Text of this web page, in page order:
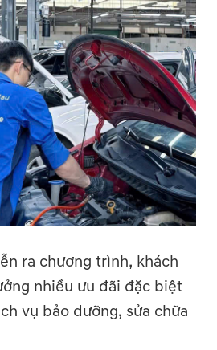
ra chương trình, khách
nhiều ưu đãi đặc biệt
vụ bảo dưỡng, sửa chữa